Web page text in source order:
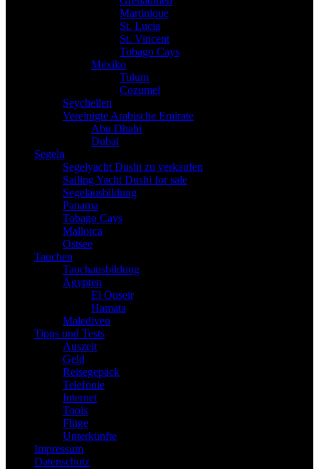
Martinique
St. Lucia
St. Vincent
Tobago Cays
Mexiko
Tulum
Cozumel
Seychellen
Vereinigte Arabische Emirate
Abu Dhabi
Dubai
Segeln
Segelyacht Dushi zu verkaufen
Sailing Yacht Dushi for sale
Segelausbildung
Panama
Tobago Cays
Mallorca
Ostsee
Tauchen
Tauchausbildung
Ägypten
El Quseir
Hamata
Malediven
Tipps und Tests
Auszeit
Geld
Reisegepäck
Telefonie
Internet
Tools
Flüge
Unterkünfte
Impressum
Datenschutz